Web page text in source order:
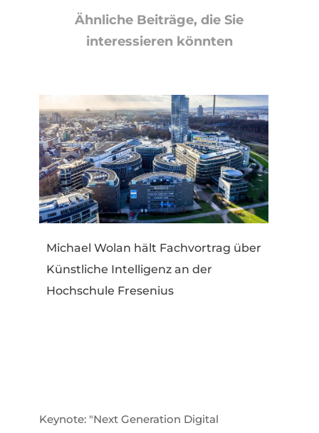
Ähnliche Beiträge, die Sie
interessieren könnten
Michael Wolan hält Fachvortrag über
Künstliche Intelligenz an der
Hochschule Fresenius
Keynote: "Next Generation Digital